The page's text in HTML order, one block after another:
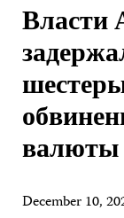
Власти
валюты
December 10,